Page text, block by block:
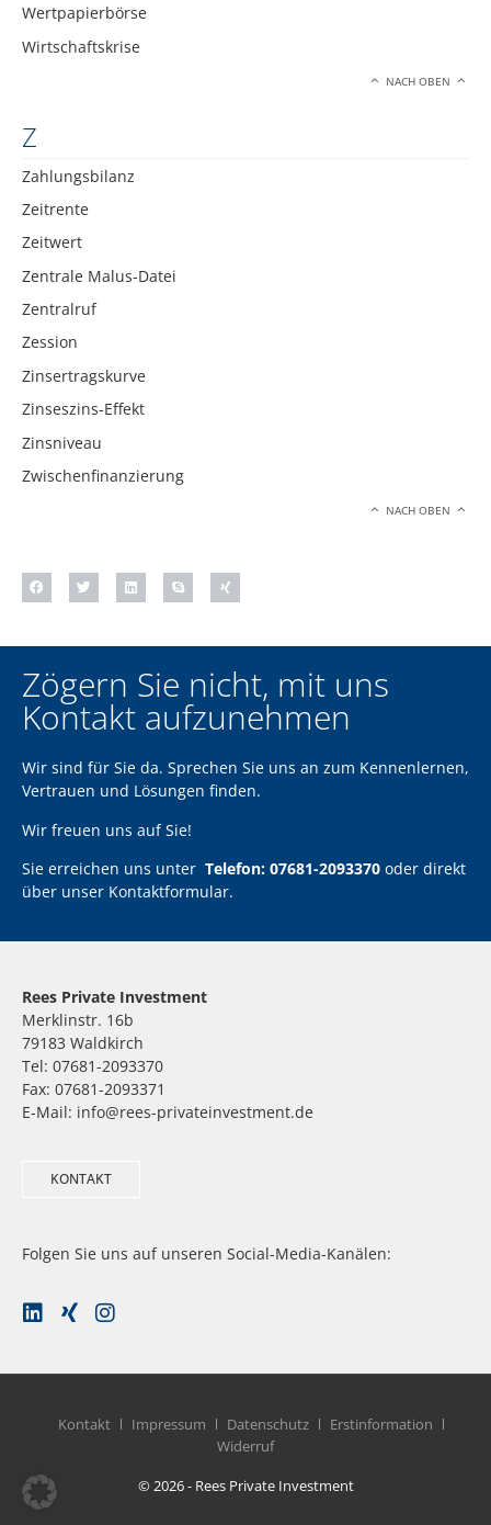
Wertpapierbörse
Wirtschaftskrise
NACH OBEN
Z
Zahlungsbilanz
Zeitrente
Zeitwert
Zentrale Malus-Datei
Zentralruf
Zession
Zinsertragskurve
Zinseszins-Effekt
Zinsniveau
Zwischenfinanzierung
NACH OBEN
Zögern Sie nicht, mit uns
Kontakt aufzunehmen
Wir sind für Sie da. Sprechen Sie uns an zum Kennenlernen,
Vertrauen und Lösungen finden.
Wir freuen uns auf Sie!
Sie erreichen uns unter Telefon: 07681-2093370 oder direkt
über unser Kontaktformular.
Rees Private Investment
Merklinstr. 16b
79183 Waldkirch
Tel: 07681-2093370
Fax: 07681-2093371
E-Mail: info@rees-privateinvestment.de
KONTAKT
Folgen Sie uns auf unseren Social-Media-Kanälen:
Kontakt Impressum Datenschutz
Erstinformation
Widerruf
© 2026 - Rees Private Investment